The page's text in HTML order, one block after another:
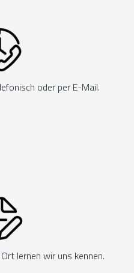
oder per E-Mail.
lernen wir uns kennen.